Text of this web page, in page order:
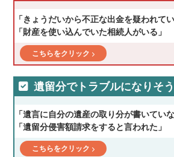
「きょうだいから不正な出金を疑われてい
「財産を使い込んでいた相続人がいる」
こちらをクリック
遺留分でトラブルになりそ
「遺言に自分の遺産の取り分が書いていな
「遺留分侵害額請求をすると言われた」
こちらをクリック